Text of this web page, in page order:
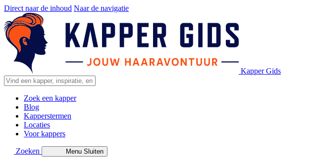
Direct naar de inhoud Naar de navigatie
Kapper Gids
Zoek een kapper
Blog
Kapperstermen
Locaties
Voor kappers
Zoeken Menu Sluiten